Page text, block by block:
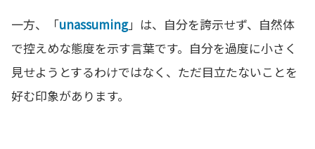
一方、「unassuming」は、自分を誇示せず、自然体
で控えめな態度を示す言葉です。自分を過度に小さく
見せようとするわけではなく、ただ目立たないことを
好む印象があります。